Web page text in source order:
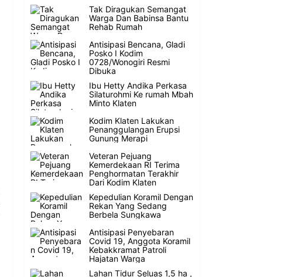
Tak Diragukan Semangat
Warga Dan Babinsa Bantu
Rehab Rumah
Antisipasi Bencana, Gladi
Posko I Kodim
0728/Wonogiri Resmi
Dibuka
Ibu Hetty Andika Perkasa
Silaturohmi Ke rumah Mbah
Minto Klaten
Kodim Klaten Lakukan
Penanggulangan Erupsi
Gunung Merapi
Veteran Pejuang
Kemerdekaan RI Terima
Penghormatan Terakhir
Dari Kodim Klaten
Kepedulian Koramil Dengan
Rekan Yang Sedang
Berbela Sungkawa
Antisipasi Penyebaran
Covid 19, Anggota Koramil
Kebakkramat Patroli
Hajatan Warga
Lahan Tidur Seluas 1,5 ha ,